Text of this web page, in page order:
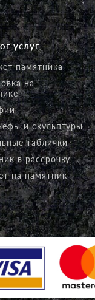
услуг
памятника
на
и скульптуры
таблички
в рассрочку
на памятник